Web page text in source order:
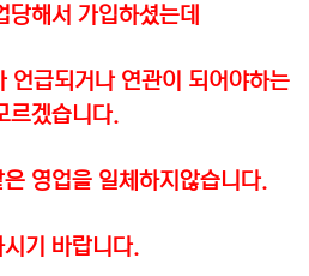
당해서 가입하셨는데
언급되거나 연관이 되어야하는
르겠습니다.
영업을 일체하지않습니다.
기 바랍니다.